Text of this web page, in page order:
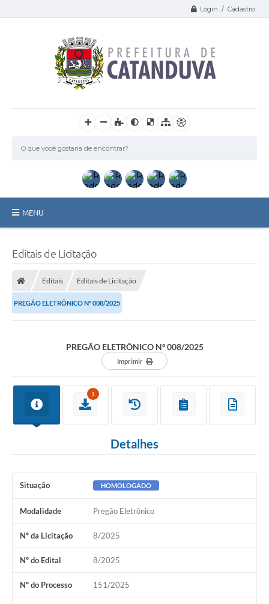
Login / Cadastro
MENU
Galeria de Fotos
Ouvidoria
Arquivos para Download
Carta de Serviços
Notícias
Obras
Galeria de Vídeos
Editais de Licitação
Editais Editais de Licitação
PREGÃO ELETRÔNICO Nº 008/2025
PREGÃO ELETRÔNICO Nº 008/2025
Imprimir
1
Detalhes
Situação HOMOLOGADO
Modalidade Pregão Eletrônico
Nº da Licitação 8/2025
Nº do Edital 8/2025
Nº do Processo 151/2025